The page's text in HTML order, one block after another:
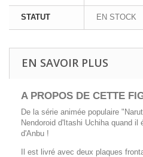
STATUT EN STOCK
EN SAVOIR PLUS
A PROPOS DE CETTE
De la série animée populaire
Nendoroid d'Itashi Uchiha quand
d'Anbu !
Il est livré avec deux plaques